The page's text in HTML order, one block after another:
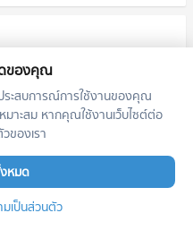
แห่งประเทศไทย
รมแห่งประเทศไทย
แห่งประเทศไทย
ดของคุณ
ะสบการณ์การใช้งานของคุณ
หมาะสม หากคุณใช้งานเว็บไซต์ต่อ
ของเรา
หมด
เป็นส่วนตัว